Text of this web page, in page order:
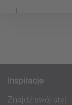
Inspiracje
Znajdź swój styl